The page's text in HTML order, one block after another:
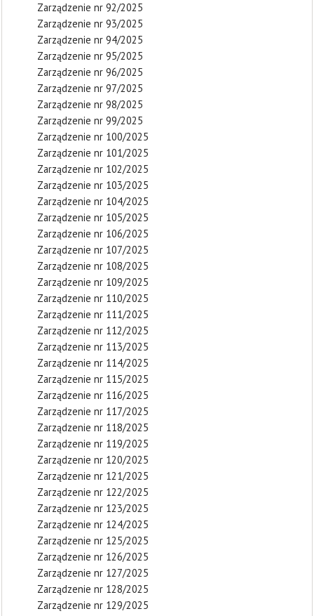
Zarządzenie nr 92/2025
Zarządzenie nr 93/2025
Zarządzenie nr 94/2025
Zarządzenie nr 95/2025
Zarządzenie nr 96/2025
Zarządzenie nr 97/2025
Zarządzenie nr 98/2025
Zarządzenie nr 99/2025
Zarządzenie nr 100/2025
Zarządzenie nr 101/2025
Zarządzenie nr 102/2025
Zarządzenie nr 103/2025
Zarządzenie nr 104/2025
Zarządzenie nr 105/2025
Zarządzenie nr 106/2025
Zarządzenie nr 107/2025
Zarządzenie nr 108/2025
Zarządzenie nr 109/2025
Zarządzenie nr 110/2025
Zarządzenie nr 111/2025
Zarządzenie nr 112/2025
Zarządzenie nr 113/2025
Zarządzenie nr 114/2025
Zarządzenie nr 115/2025
Zarządzenie nr 116/2025
Zarządzenie nr 117/2025
Zarządzenie nr 118/2025
Zarządzenie nr 119/2025
Zarządzenie nr 120/2025
Zarządzenie nr 121/2025
Zarządzenie nr 122/2025
Zarządzenie nr 123/2025
Zarządzenie nr 124/2025
Zarządzenie nr 125/2025
Zarządzenie nr 126/2025
Zarządzenie nr 127/2025
Zarządzenie nr 128/2025
Zarządzenie nr 129/2025